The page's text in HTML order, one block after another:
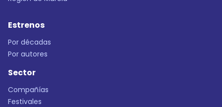
Estrenos
Por décadas
Por autores
Sector
Compañías
Festivales